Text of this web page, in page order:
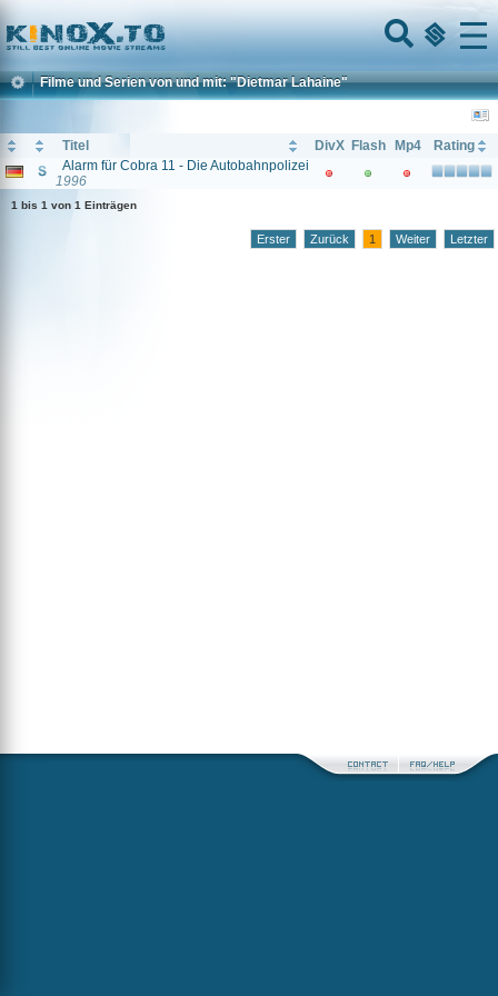
Home
Menu
Filme und Serien von und mit: "Dietmar Lahaine"
Titel DivX Flash Mp4
Rating
Alarm für Cobra 11 - Die Autobahnpolizei
1996
1 bis 1 von 1 Einträgen
Erster Zurück 1 Weiter Letzter